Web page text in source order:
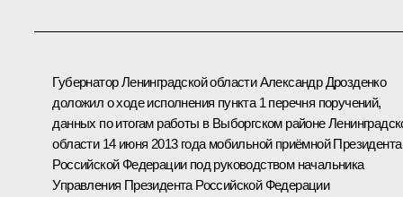
Губернатор Ленинградской области Александр Дрозденко
доложил о ходе исполнения пункта 1 перечня поручений,
данных по итогам работы в Выборгском районе
области 14 июня 2013 года мобильной приёмной Президента
Российской Федерации под руководством начальника
Управления Президента Российской Федерации